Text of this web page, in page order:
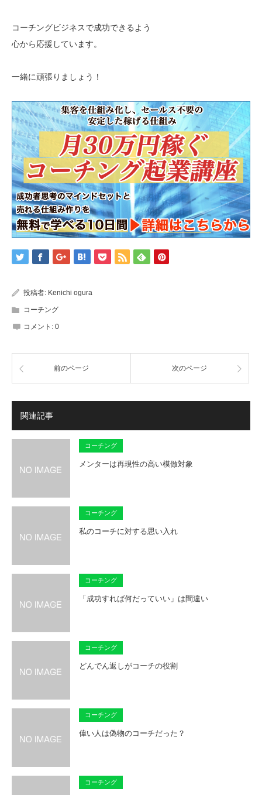
コーチングビジネスで成功できるよう
心から応援しています。
一緒に頑張りましょう！
投稿者: Kenichi ogura
コーチング
コメント: 0
前のページ 次のページ
関連記事
コーチング
メンターは再現性の高い模倣対象
コーチング
私のコーチに対する思い入れ
コーチング
「成功すれば何だっていい」は間違い
コーチング
どんでん返しがコーチの役割
コーチング
偉い人は偽物のコーチだった？
コーチング